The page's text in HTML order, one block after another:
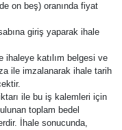
on beş) oranında fiyat
giriş yaparak ihale
katılım belgesi ve
ile imzalanarak ihale tarih
ile bu iş kalemleri için
toplam bedel
İhale sonucunda,